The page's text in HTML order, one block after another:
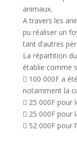
animaux.
A travers les
pu réaliser un
tant d’autres
La répartition
établie comme
 100 000F a
notamment la
 25 000F pour
 25 000F pour
 52 000F pour